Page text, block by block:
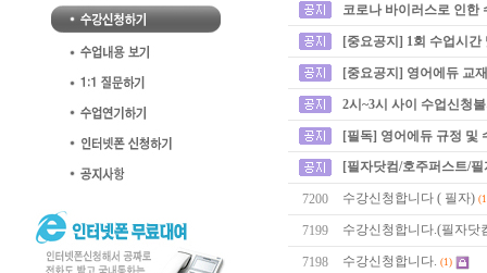
코로나 바이러스로 인한
[중요공지] 1회 수업시
[중요공지] 영어에듀 교
2시~3시 사이 수업신청
[필독] 영어에듀 규정 및
[필자닷컴/호주퍼스트/
7200 수강신청합니다 ( 필자)
7199 수강신청합니다.(필자닷
7198 수강신청합니다. (1)